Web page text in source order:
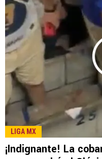
LIGA MX
¡Indignante! La